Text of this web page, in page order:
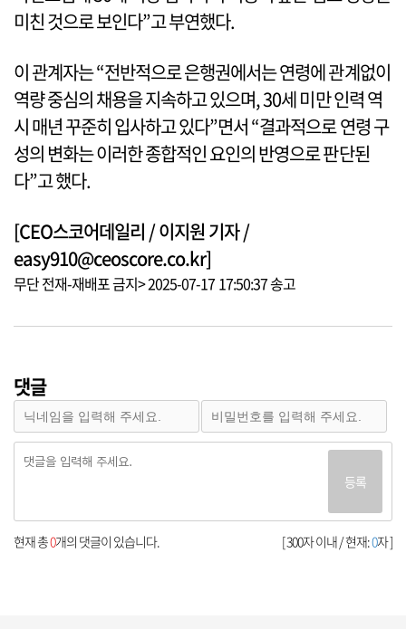
미친 것으로 보인다”고 부연했다.
이 관계자는 “전반적으로 은행권에서는 연령에 관계없이
역량 중심의 채용을 지속하고 있으며, 30세 미만 인력 역
시 매년 꾸준히 입사하고 있다”면서 “결과적으로 연령 구
성의 변화는 이러한 종합적인 요인의 반영으로 판단된
다”고 했다.
[CEO스코어데일리 / 이지원 기자 /
easy910@ceoscore.co.kr]
무단 전재-재배포 금지> 2025-07-17 17:50:37 송고
댓글
등록
[ 300자 이내 / 현재:0자 ]
현재 총0개의 댓글이 있습니다.